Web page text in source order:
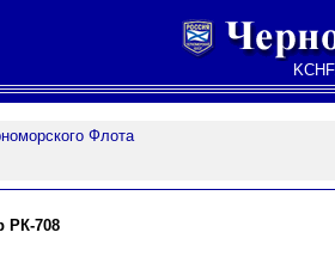
Флота
РК-708